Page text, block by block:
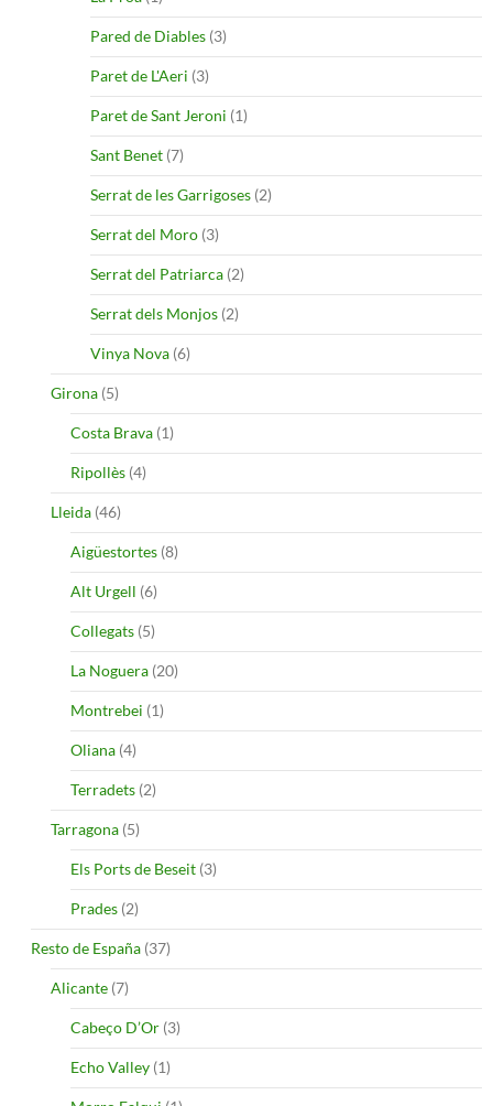
Pared de Diables (3)
Paret de L'Aeri (3)
Paret de Sant Jeroni (1)
Sant Benet (7)
Serrat de les Garrigoses (2)
Serrat del Moro (3)
Serrat del Patriarca (2)
Serrat dels Monjos (2)
Vinya Nova (6)
Girona (5)
Costa Brava (1)
Ripollès (4)
Lleida (46)
Aigüestortes (8)
Alt Urgell (6)
Collegats (5)
La Noguera (20)
Montrebei (1)
Oliana (4)
Terradets (2)
Tarragona (5)
Els Ports de Beseit (3)
Prades (2)
Resto de España (37)
Alicante (7)
Cabeço D’Or (3)
Echo Valley (1)